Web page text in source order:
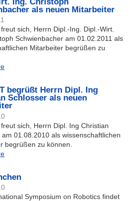
als neuen Mitarbeiter
sich, Herrn Dipl.-Ing. Dipl.-Wirt.
Schwienbacher am 01.02.2011 als
Mitarbeiter begrüßen zu
begrüßt Herrn Dipl. Ing
Schlosser als neuen
sich, Herrn Dipl. Ing Christian
am 01.08.2010 als wissenschaftlichen
begrüßen zu können.
Symposium on Robotics findet